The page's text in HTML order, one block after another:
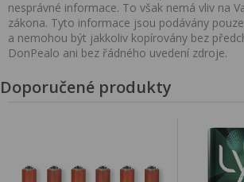
nesprávné informace. To však nemá vliv na
zákona. Tyto informace jsou podávány
a nemohou být jakkoliv kopírovány bez
DonPealo ani bez řádného uvedení zdroje.
Doporučené produkty